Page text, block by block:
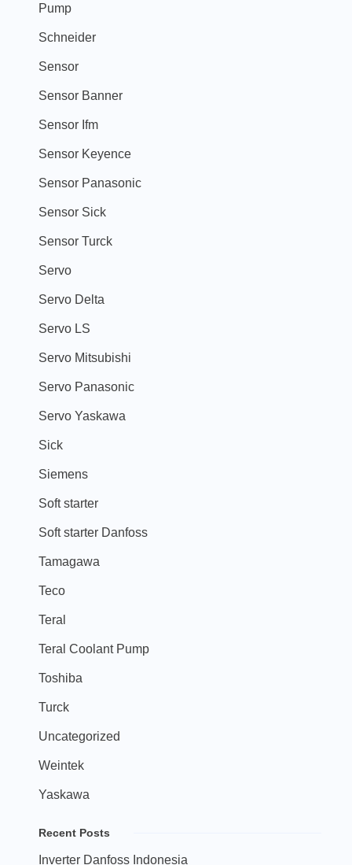
Pump
Schneider
Sensor
Sensor Banner
Sensor Ifm
Sensor Keyence
Sensor Panasonic
Sensor Sick
Sensor Turck
Servo
Servo Delta
Servo LS
Servo Mitsubishi
Servo Panasonic
Servo Yaskawa
Sick
Siemens
Soft starter
Soft starter Danfoss
Tamagawa
Teco
Teral
Teral Coolant Pump
Toshiba
Turck
Uncategorized
Weintek
Yaskawa
Recent Posts
Inverter Danfoss Indonesia